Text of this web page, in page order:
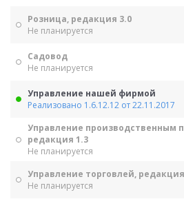
Розница, редакция 3.0
Не планируется
Садовод
Не планируется
Управление нашей фирмой
Реализовано 1.6.12.12 от 22.11.2017
Управление производственным
редакция 1.3
Не планируется
Управление торговлей, редакция
Не планируется